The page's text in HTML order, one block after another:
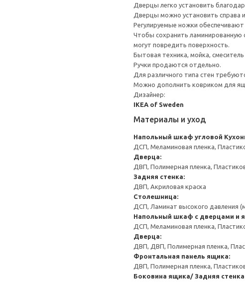
Дверцы легко установить
Дверцы можно установить справа
Регулируемые ножки
Чтобы сохранить ламинированную
могут повредить поверхность.
Бытовая техника, мойка,
Ручки продаются отдельно.
Для различного типа стен
Можно дополнить ковриком для
Дизайнер:
IKEA of Sweden
Материалы и уход
Напольный шкаф угловой
ДСП, Меламиновая пленка,
Дверца:
ДВП, Полимерная пленка,
Задняя стенка:
ДВП, Акриловая краска
Столешница:
ДСП, Ламинат высокого давления
Напольный шкаф с дверцами и
ДСП, Меламиновая пленка,
Дверца:
ДВП, ДВП, Полимерная пленка,
Фронтальная панель ящика:
ДВП, Полимерная пленка,
Боковина ящика/ Задняя